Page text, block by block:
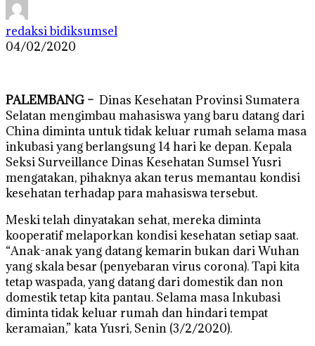
redaksi bidiksumsel
04/02/2020
PALEMBANG – Dinas Kesehatan Provinsi Sumatera
Selatan mengimbau mahasiswa yang baru datang dari
China diminta untuk tidak keluar rumah selama masa
inkubasi yang berlangsung 14 hari ke depan. Kepala
Seksi Surveillance Dinas Kesehatan Sumsel Yusri
mengatakan, pihaknya akan terus memantau kondisi
kesehatan terhadap para mahasiswa tersebut.
Meski telah dinyatakan sehat, mereka diminta
kooperatif melaporkan kondisi kesehatan setiap saat.
“Anak-anak yang datang kemarin bukan dari Wuhan
yang skala besar (penyebaran virus corona). Tapi kita
tetap waspada, yang datang dari domestik dan non
domestik tetap kita pantau. Selama masa Inkubasi
diminta tidak keluar rumah dan hindari tempat
keramaian,” kata Yusri, Senin (3/2/2020).